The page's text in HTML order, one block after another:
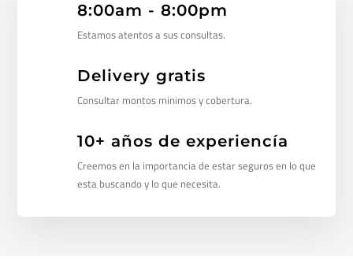
8:00am - 8:00pm
Estamos atentos a sus consultas.
Delivery gratis
Consultar montos minimos y cobertura.
10+ años de experiencía
Creemos en la importancia de estar seguros en lo que
esta buscando y lo que necesita.